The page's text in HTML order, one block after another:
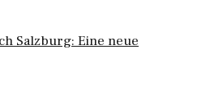
Salzburg: Eine neue